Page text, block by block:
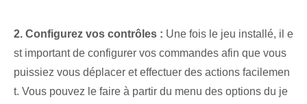
2. Configurez vos contrôles : Une fois le jeu installé, il e
st important de configurer vos commandes afin que vous
puissiez vous déplacer et effectuer des actions facilemen
t. Vous pouvez le faire à partir du menu des options du je